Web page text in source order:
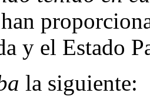
y el Estado
la siguiente: